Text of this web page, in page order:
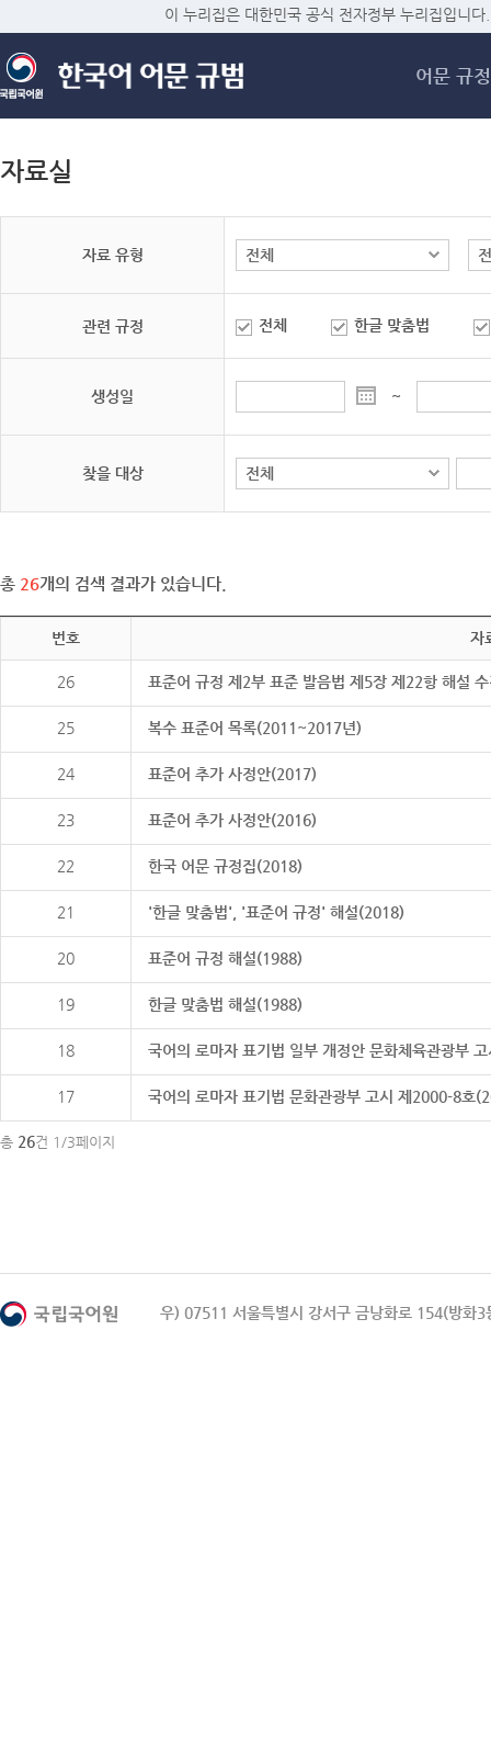
메
이 누리집은 대한민국 공식 전자정부 누리집입니다.
어문 규정
자료실
자료 유형
관련 규정 전체 한글 맞춤법
생성일 ~
찾을 대상
총 26개의 검색 결과가 있습니다.
번호 자
26 표준어 규정 제2부 표준 발음법 제5장 제22항 해설
25 복수 표준어 목록(2011~2017년)
24 표준어 추가 사정안(2017)
23 표준어 추가 사정안(2016)
22 한국 어문 규정집(2018)
21 '한글 맞춤법', '표준어 규정' 해설(2018)
20 표준어 규정 해설(1988)
19 한글 맞춤법 해설(1988)
18 국어의 로마자 표기법 일부 개정안 문화체육관광부
17 국어의 로마자 표기법 문화관광부 고시 제2000-8호
총 26건 1/3페이지
우) 07511 서울특별시 강서구 금낭화로 154(방화3